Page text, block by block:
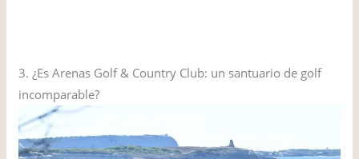
3. ¿Es Arenas Golf & Country Club: un santuario de golf
incomparable?